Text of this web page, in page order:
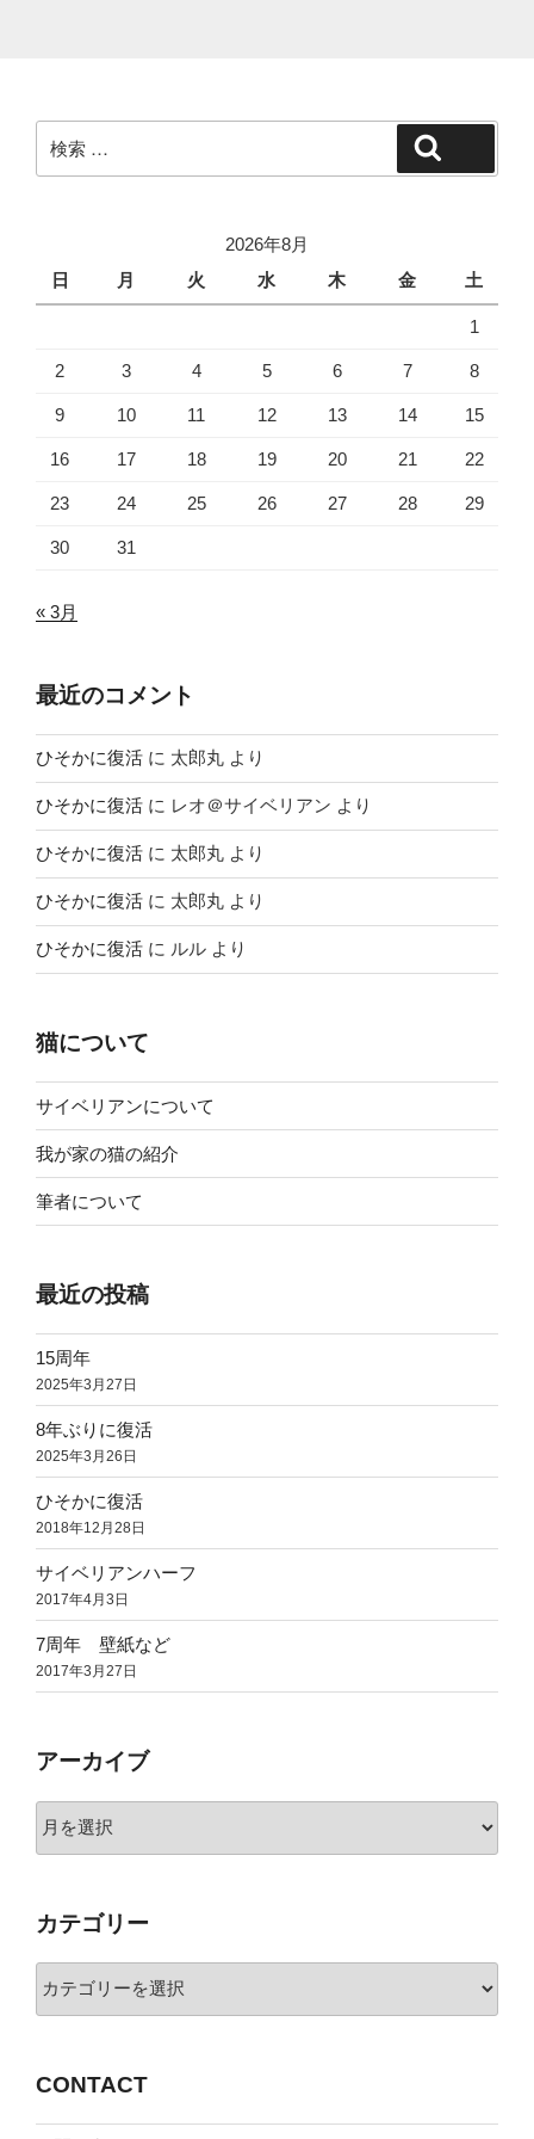
索:
2026年8月
日
月 火 水 木 金 土
1
2 3 4 5 6 7 8
9 10 11 12 13 14 15
16 17 18 19 20 21 22
23 24 25 26 27 28 29
30 31
« 3月
最近のコメント
ひそかに復活 に 太郎丸 より
ひそかに復活 に レオ＠サイベリアン より
ひそかに復活 に 太郎丸 より
ひそかに復活 に 太郎丸 より
ひそかに復活 に ルル より
猫について
サイベリアンについて
我が家の猫の紹介
筆者について
最近の投稿
15周年
2025年3月27日
8年ぶりに復活
2025年3月26日
ひそかに復活
2018年12月28日
サイベリアンハーフ
2017年4月3日
7周年 壁紙など
2017年3月27日
アーカイブ
ー
ブ
カテゴリー
テ
ー
CONTACT